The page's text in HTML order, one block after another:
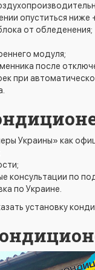
опуститься ниже
от обледенения;
модуля;
после
при
Украины» как
консультации по
по Украине.
установку